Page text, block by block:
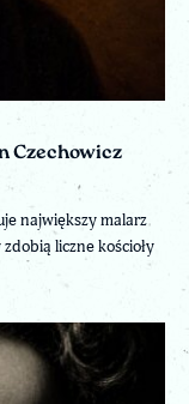
Czechowicz
największy malarz
liczne kościoły